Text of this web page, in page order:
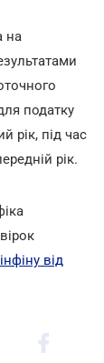
на
податку
рік, під час
рік.
від